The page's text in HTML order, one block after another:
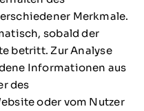
Merkmale.
sobald der
betritt. Zur Analyse
Informationen aus
des
oder vom Nutzer